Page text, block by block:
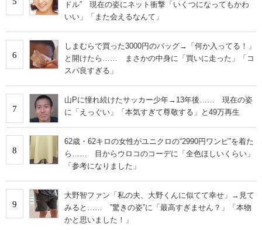
ドル” 現在の姿にネット衝撃「いくつになってもかわ
いい」「また会えるなんて」
6
しまむらで買った3000円のバッグ→「何か入ってる！」
と開けたら…… まさかの中身に「買いに走った」「コ
スパ良すぎる」
7
山Pに憧れ続けたサッカー少年→13年後…… 現在の姿
に「えっぐい」「本気すぎて尊敬する」と49万再生
8
62歳・62キロの女性がユニクロの“2990円ワンピ”を着た
ら…… 目からウロコのコーデに「全色ほしいくらい」
「参考になりました」
9
大野智ファン「私の夫、大野くんに似てて幸せ」→見て
みると…… ‟驚きの姿”に「最高すぎません？」「本物
かと思いました！」